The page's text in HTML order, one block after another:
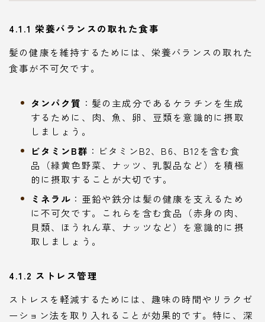
4.1.1 栄養バランスの取れた食事
髪の健康を維持するためには、栄養バランスの取れた
食事が不可欠です。
タンパク質 ：髪の主成分であるケラチンを生成
するために、肉、魚、卵、豆類を意識的に摂取
しましょう。
ビタミンB群 ：ビタミンB2、B6、B12を含む食
品（緑黄色野菜、ナッツ、乳製品など）を積極
的に摂取することが大切です。
ミネラル ：亜鉛や鉄分は髪の健康を支えるため
に不可欠です。これらを含む食品（赤身の肉、
貝類、ほうれん草、ナッツなど）を意識的に摂
取しましょう。
4.1.2 ストレス管理
ストレスを軽減するためには、趣味の時間やリラクゼ
ーション法を取り入れることが効果的です。特に、深